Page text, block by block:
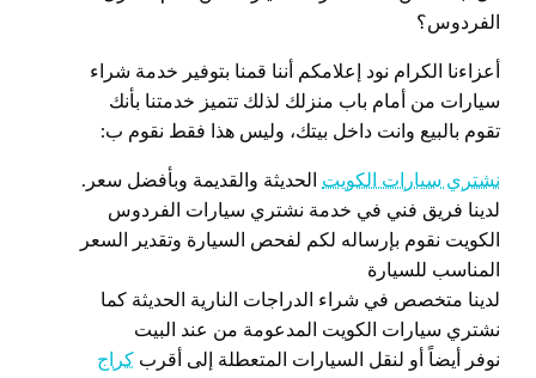
الفردوس؟
أعزاءنا الكرام نود إعلامكم أننا قمنا بتوفير خدمة شراء
سيارات من أمام باب منزلك لذلك تتميز خدمتنا بأنك
تقوم بالبيع وانت داخل بيتك، وليس هذا فقط نقوم ب:
نشتري سيارات الكويت الحديثة والقديمة وبأفضل سعر.
لدينا فريق فني في خدمة نشتري سيارات الفردوس
الكويت نقوم بإرساله لكم لفحص السيارة وتقدير السعر
المناسب للسيارة
لدينا متخصص في شراء الدراجات النارية الحديثة كما
نشتري سيارات الكويت المدعومة من عند البيت
نوفر أيضاً أو لنقل السيارات المتعطلة إلى أقرب كراج